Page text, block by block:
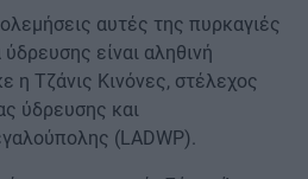
αυτές της πυρκαγιές
είναι αληθινή
η Τζάνις Κινόνες, στέλεχος
ύδρευσης και
(LADWP).